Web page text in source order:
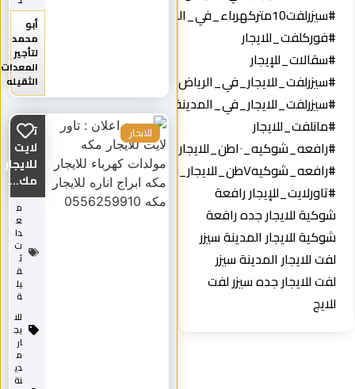
#سيزرلفت10متركهرباء_في_المدينة
#فوركلفت_للايجار
#سقالات_للإيجار
#سيزرلفت_للايجار_في_الرياض
#سيزرلفت_للايجار_في_المدينة_المنوره
#مانلفت_للايجار
#رافعه_شوكيه_١٠طن_للايجار
#رافعه_شوكيه٧طن_للايجار_في_المدينه
#تاورلايت_للإيجار رافعة
شوكية للايجار جده رافعة
شوكية للايجار المدينة سيزر
لفت للايجار المدينة سيزر
لفت للايجار جده سيزر لفت
للايج
أبو
محمد
لتأجير
المعدات
الثقيله
تاور
لايت
للايجار
مك...
م
ع
دا
ت
ق
يل
ة
للا
يج
ار
م
دي
نة
للايجار